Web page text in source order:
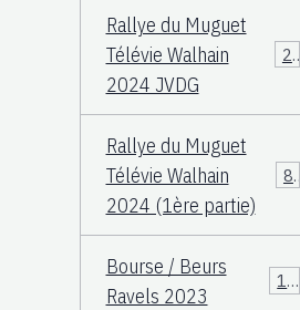
Rallye du Muguet
Télévie Walhain
2024 JVDG
23
Rallye du Muguet
Télévie Walhain
2024 (1ère partie)
88
Bourse / Beurs
Ravels 2023
12